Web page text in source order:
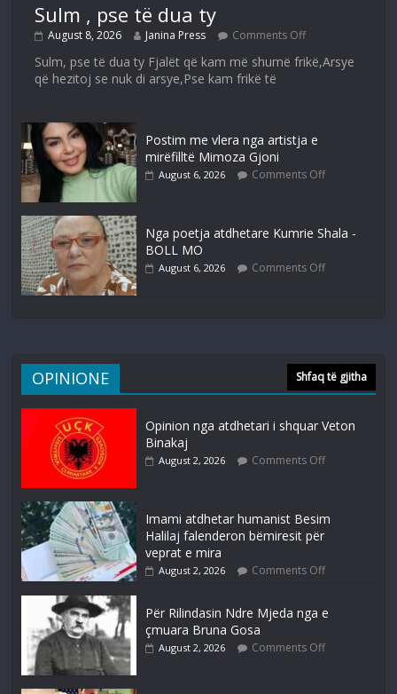
Sulm , pse të dua ty
August 8, 2026 Janina Press Comments Off
Sulm, pse të dua ty Fjalët që kam më shumë frikë,Arsye
që hezitoj se nuk di arsye,Pse kam frikë të
Postim me vlera nga artistja e
mirëfilltë Mimoza Gjoni
August 6, 2026 Comments Off
Nga poetja atdhetare Kumrie Shala -
BOLL MO
August 6, 2026 Comments Off
OPINIONE Shfaq të gjitha
Opinion nga atdhetari i shquar Veton
Binakaj
August 2, 2026 Comments Off
Imami atdhetar humanist Besim
Halilaj falenderon bëmiresit për
veprat e mira
August 2, 2026 Comments Off
Për Rilindasin Ndre Mjeda nga e
çmuara Bruna Gosa
August 2, 2026 Comments Off